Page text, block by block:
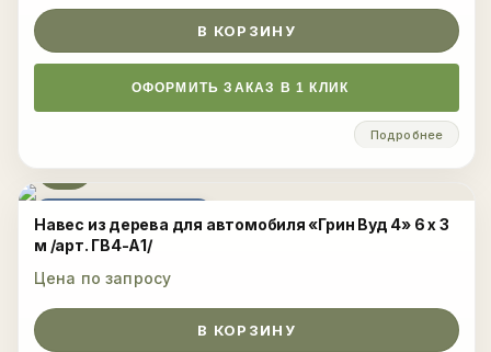
В КОРЗИНУ
ОФОРМИТЬ ЗАКАЗ В 1 КЛИК
Подробнее
Навес из дерева для автомобиля «Грин Вуд 4» 6 х 3
м /арт. ГВ4-А1/
Цена по запросу
В КОРЗИНУ